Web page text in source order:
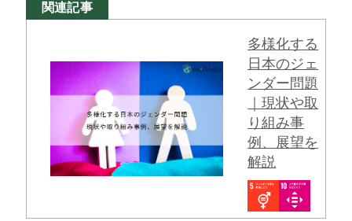
関連記事
多様化する
日本のジェ
ンダー問題
｜現状や取
り組み事
例、展望を
解説